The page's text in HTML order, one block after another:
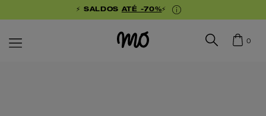
⚡ SALDOS ATÉ -70%⚡
0